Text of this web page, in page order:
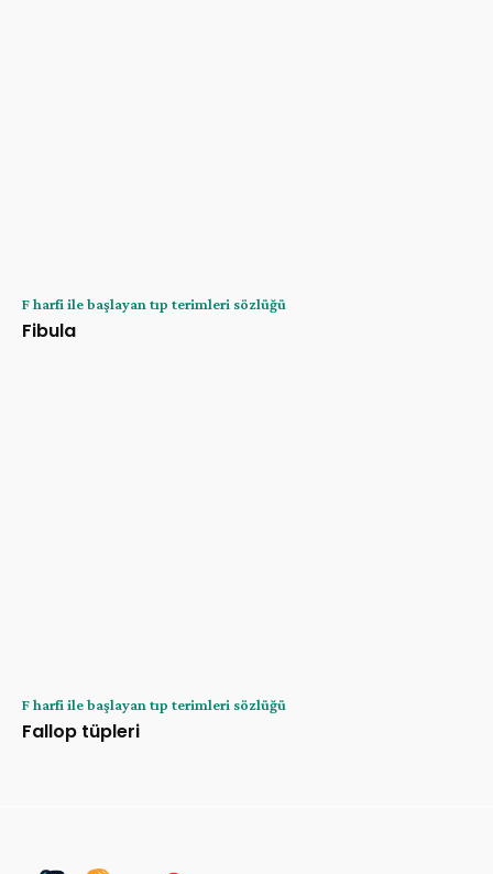
F harfi ile başlayan tıp terimleri sözlüğü
Fibula
F harfi ile başlayan tıp terimleri sözlüğü
Fallop tüpleri